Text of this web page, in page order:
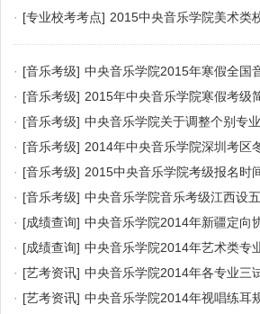
· [专业校考考点] 2015中央音乐学院美术类
· [音乐考级] 中央音乐学院2015年寒假全国
· [音乐考级] 2015年中央音乐学院寒假考级
· [音乐考级] 中央音乐学院关于调整个别专
· [音乐考级] 2014年中央音乐学院深圳考区
· [音乐考级] 2015中央音乐学院考级报名时
· [音乐考级] 中央音乐学院音乐考级江西设
· [成绩查询] 中央音乐学院2014年新疆定向
· [成绩查询] 中央音乐学院2014年艺术类专
· [艺考资讯] 中央音乐学院2014年各专业三
· [艺考资讯] 中央音乐学院2014年视唱练耳